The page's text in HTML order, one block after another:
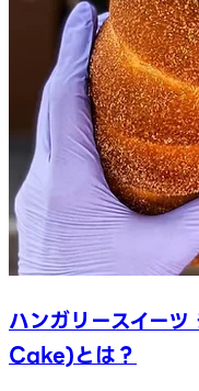
ハンガリースイー
Cake)とは？